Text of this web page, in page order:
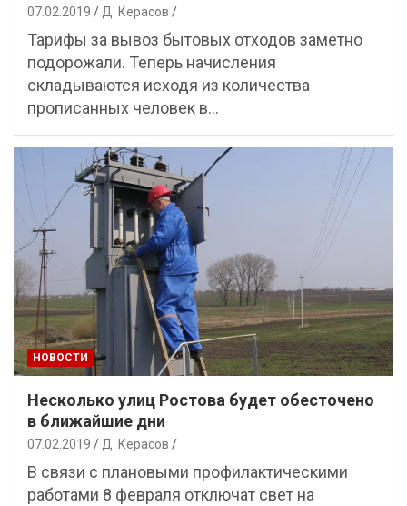
07.02.2019 Д. Керасов
Тарифы за вывоз бытовых отходов заметно
подорожали. Теперь начисления
складываются исходя из количества
прописанных человек в…
НОВОСТИ
Несколько улиц Ростова будет обесточено
в ближайшие дни
07.02.2019 Д. Керасов
В связи с плановыми профилактическими
работами 8 февраля отключат свет на